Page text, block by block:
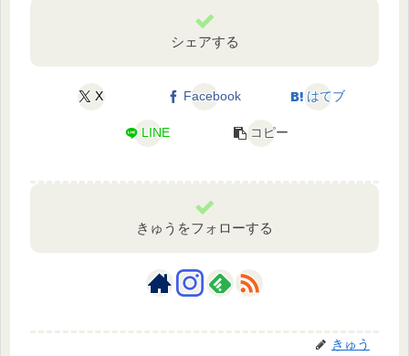
シェアする
X Facebook はてブ
LINE コピー
きゅうをフォローする
きゅう